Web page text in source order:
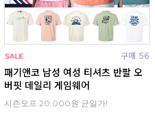
구매 56
패기앤코 남성 여성 티셔츠 반팔 오
버핏 데일리 게임웨어
시즌오프 20,000원 균일가!